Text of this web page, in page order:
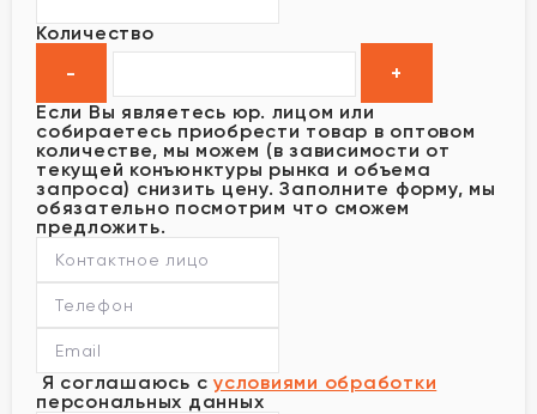
Количество
Если Вы являетесь юр. лицом или
собираетесь приобрести товар в оптовом
количестве, мы можем (в зависимости от
текущей конъюнктуры рынка и объема
запроса) снизить цену. Заполните форму, мы
обязательно посмотрим что сможем
предложить.
Я соглашаюсь с условиями обработки
персональных данных